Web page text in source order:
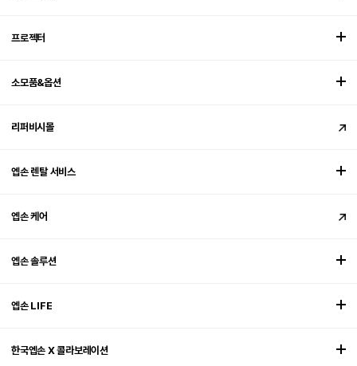
프로젝터
소모품&옵션
리퍼비시몰
엡손 렌탈 서비스
엡손 케어
엡손 솔루션
엡손 LIFE
한국엡손 X 콜라보레이션